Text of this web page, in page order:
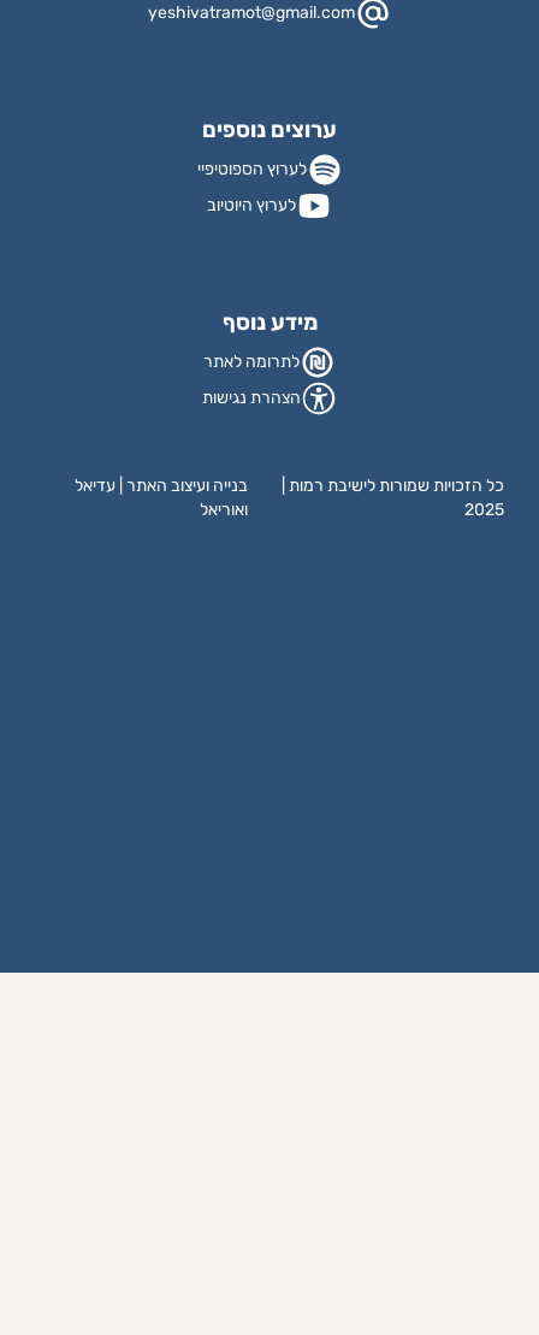
yeshivatramot@gmail.com
ערוצים נוספים
לערוץ הספוטיפיי
לערוץ היוטיוב
מידע נוסף
לתרומה לאתר
הצהרת נגישות
כל הזכויות שמורות לישיבת רמות |
2025
בנייה ועיצוב האתר | עדיאל
ואוריאל